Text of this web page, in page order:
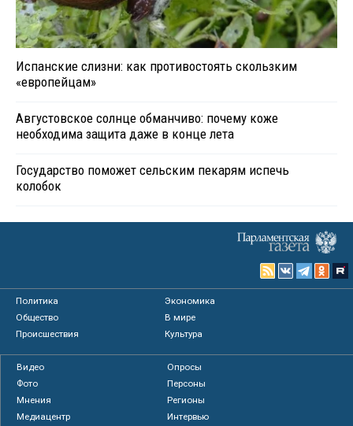
Испанские слизни: как противостоять скользким
«европейцам»
Августовское солнце обманчиво: почему коже
необходима защита даже в конце лета
Государство поможет сельским пекарям испечь
колобок
Политика
Экономика
Общество
В мире
Происшествия
Культура
Видео
Опросы
Фото
Персоны
Мнения
Регионы
Медиацентр
Интервью